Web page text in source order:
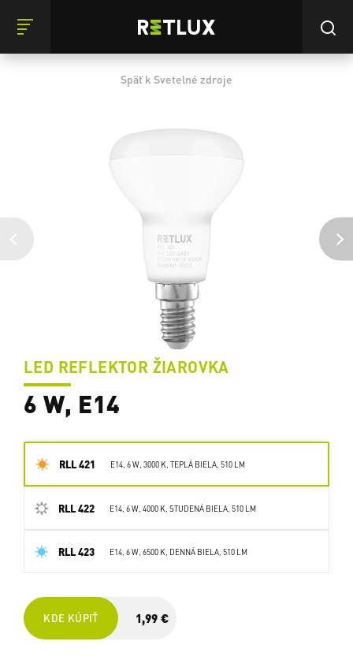
Späť k Svetelné zdroje
LED REFLEKTOR ŽIAROVKA
6 W, E14
RLL 421 E14, 6 W, 3000 K, TEPLÁ BIELA, 510 LM
RLL 422 E14, 6 W, 4000 K, STUDENÁ BIELA, 510 LM
RLL 423 E14, 6 W, 6500 K, DENNÁ BIELA, 510 LM
KDE KÚPIŤ 1,99 €